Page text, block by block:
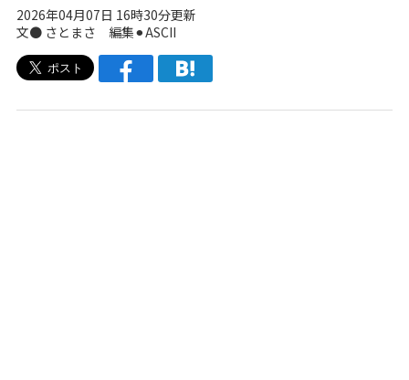
2026年04月07日 16時30分更新
文● さとまさ 編集⚫︎ASCII